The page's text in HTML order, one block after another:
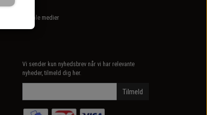
Sociale medier
Vi sender kun nyhedsbrev når vi har relevante
nyheder, tilmeld dig her.
Tilmeld